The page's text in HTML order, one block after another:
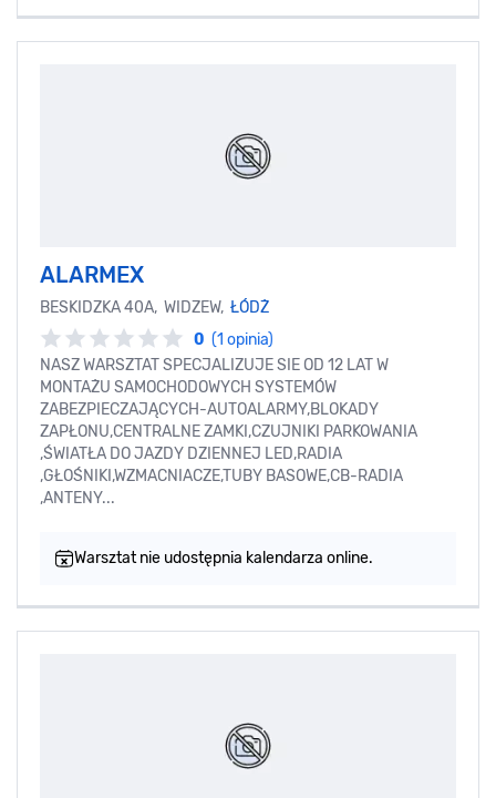
ALARMEX
BESKIDZKA 40A, WIDZEW, ŁÓDŻ
0 (1 opinia)
NASZ WARSZTAT SPECJALIZUJE SIE OD 12 LAT W
MONTAŻU SAMOCHODOWYCH SYSTEMÓW
ZABEZPIECZAJĄCYCH-AUTOALARMY,BLOKADY
ZAPŁONU,CENTRALNE ZAMKI,CZUJNIKI PARKOWANIA
,ŚWIATŁA DO JAZDY DZIENNEJ LED,RADIA
,GŁOŚNIKI,WZMACNIACZE,TUBY BASOWE,CB-RADIA
,ANTENY...
Warsztat nie udostępnia kalendarza online.